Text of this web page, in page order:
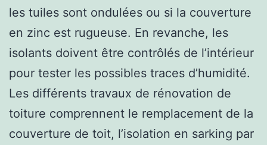
les tuiles sont ondulées ou si la couverture
en zinc est rugueuse. En revanche, les
isolants doivent être contrôlés de l’intérieur
pour tester les possibles traces d’humidité.
Les différents travaux de rénovation de
toiture comprennent le remplacement de la
couverture de toit, l’isolation en sarking par